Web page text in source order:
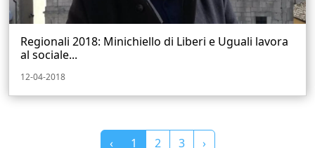
Regionali 2018: Minichiello di Liberi e Uguali lavora
al sociale...
12-04-2018
‹ 1 2 3 ›